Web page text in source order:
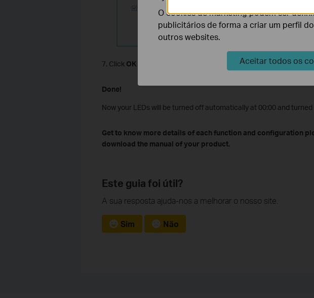
7. Click OKto save the settings.
Done!
Now your LEDs will be turned off automatically at 00:00 and
Get to know more details of each function and configuration
download the manual of your product.
Este guia foi útil?
A sua resposta ajuda-nos a melhorar o nosso site.
Sim Não
O cookies de marketing podem ser
publicitários de forma a criar um perfil
outros websites.
Aceitar todos os